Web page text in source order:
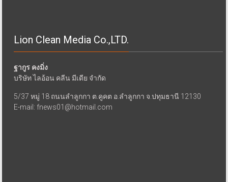
Lion Clean Media Co.,LTD.
ฐากูร คงมิ่ง
บริษัท ไลอ้อน คลีน มีเดีย จำกัด
5/37 หมู่ 18 ถนนลำลูกกา ต.คูคต อ.ลำลูกกา จ.ปทุมธานี 12130
E-mail: fnews01@hotmail.com